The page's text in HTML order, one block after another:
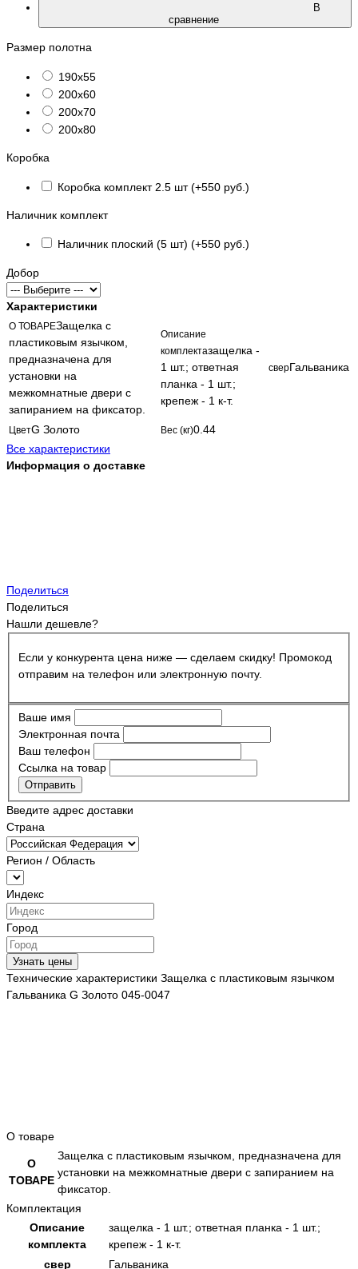
В
сравнение
Размер полотна
190х55
200х60
200х70
200х80
Коробка
Коробка комплект 2.5 шт (+550 руб.)
Наличник комплект
Наличник плоский (5 шт) (+550 руб.)
Добор
Характеристики
О ТОВАРЕЗащелка с
пластиковым язычком,
предназначена для
установки на
межкомнатные двери с
запиранием на фиксатор.
Описание
комплектазащелка -
1 шт.; ответная
планка - 1 шт.;
крепеж - 1 к-т.
сверГальваника
ЦветG Золото Вес (кг)0.44
Все характеристики
Информация о доставке
Поделиться
Поделиться
Нашли дешевле?
Если у конкурента цена ниже — сделаем скидку! Промокод
отправим на телефон или электронную почту.
Ваше имя
Электронная почта
Ваш телефон
Ссылка на товар
Отправить
Введите адрес доставки
Страна
Регион / Область
Индекс
Город
Узнать цены
Технические характеристики Защелка с пластиковым язычком
Гальваника G Золото 045-0047
О товаре
О
ТОВАРЕ
Защелка с пластиковым язычком, предназначена для
установки на межкомнатные двери с запиранием на
фиксатор.
Комплектация
Описание
комплекта
защелка - 1 шт.; ответная планка - 1 шт.;
крепеж - 1 к-т.
свер
Гальваника